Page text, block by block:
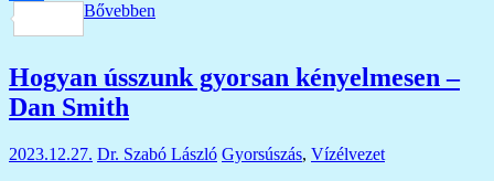
Link
Ossza
Bővebben
Hogyan ússzunk gyorsan kényelmesen –
Dan Smith
2023.12.27. Dr. Szabó László Gyorsúszás, Vízélvezet